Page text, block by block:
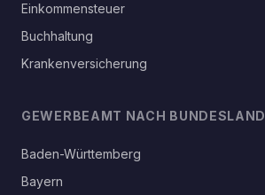
Einkommensteuer
Buchhaltung
Krankenversicherung
GEWERBEAMT NACH BUNDESLAND
Baden-Württemberg
Bayern